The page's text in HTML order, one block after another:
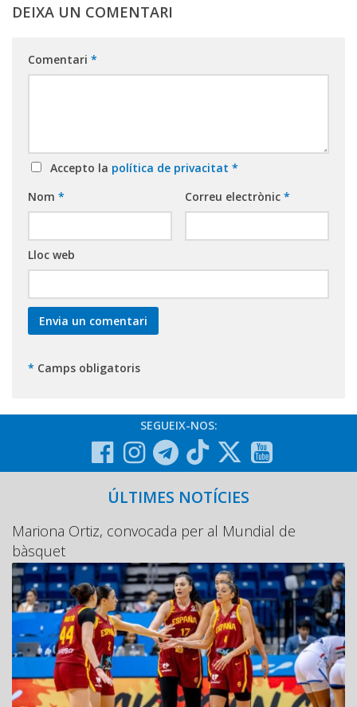
DEIXA UN COMENTARI
Comentari *
Accepto la política de privacitat *
Nom * Correu electrònic *
Lloc web
* Camps obligatoris
SEGUEIX-NOS:
ÚLTIMES NOTÍCIES
Mariona Ortiz, convocada per al Mundial de
bàsquet